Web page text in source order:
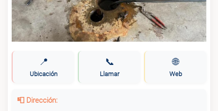
📍
Ubicación
📞
Llamar
🌐
Web
📮 Dirección: